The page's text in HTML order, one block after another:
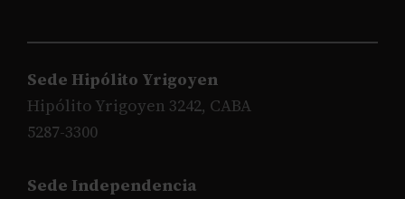
Sede Hipólito Yrigoyen
Hipólito Yrigoyen 3242, CABA
5287-3300
Sede Independencia